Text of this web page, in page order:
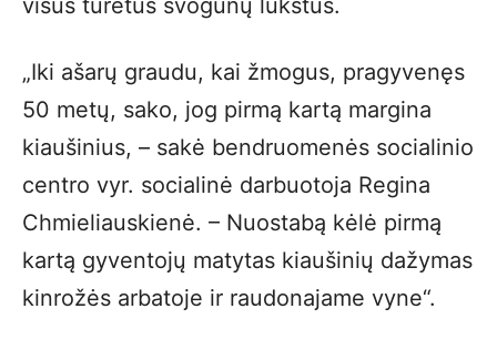
visus turėtus svogūnų lukštus.
„Iki ašarų graudu, kai žmogus, pragyvenęs
50 metų, sako, jog pirmą kartą margina
kiaušinius, – sakė bendruomenės socialinio
centro vyr. socialinė darbuotoja Regina
Chmieliauskienė. – Nuostabą kėlė pirmą
kartą gyventojų matytas kiaušinių dažymas
kinrožės arbatoje ir raudonajame vyne“.